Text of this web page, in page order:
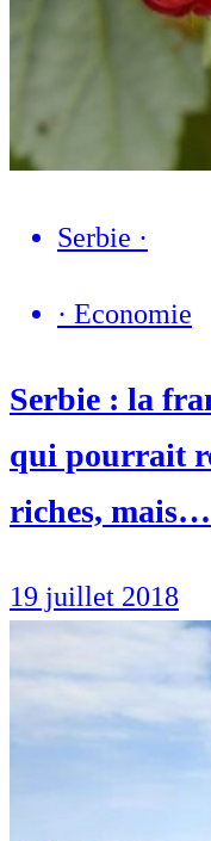
Serbie ·
· Economie
Serbie : la
qui pourrait
riches, mais…
19 juillet 2018